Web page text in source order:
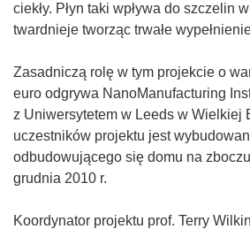
ciekły. Płyn taki wpływa do szczelin
twardnieje tworząc trwałe
Zasadniczą rolę w tym projekcie o
euro odgrywa NanoManufacturing
z Uniwersytetem w Leeds w Wielkiej
uczestników projektu jest
odbudowującego się domu na
grudnia 2010 r.
Koordynator projektu prof. Terry